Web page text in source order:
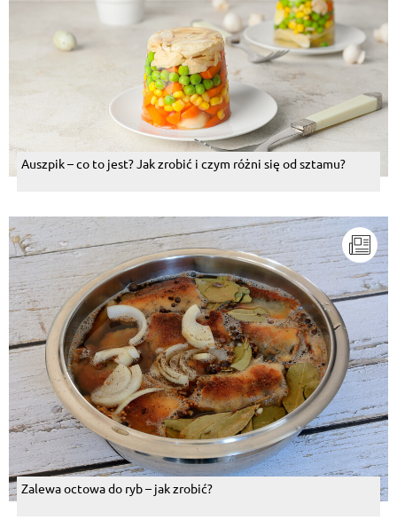
Auszpik – co to jest? Jak zrobić i czym różni się od sztamu?
Zalewa octowa do ryb – jak zrobić?